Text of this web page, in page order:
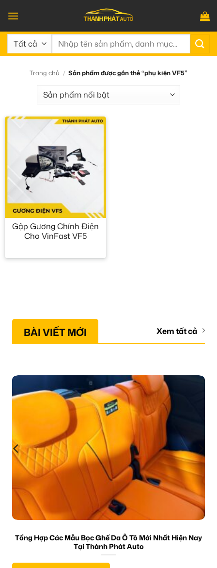
qua
nội
dung
Tìm
Trang chủ / Sản phẩm được gắn thẻ “phụ kiện VF5”
Gập Gương Chỉnh Điện
Cho VinFast VF5
BÀI VIẾT MỚI Xem tất cả
Tổng Hợp Các Mẫu Bọc Ghế Da Ô Tô Mới Nhất Hiện Nay
Tại Thành Phát Auto